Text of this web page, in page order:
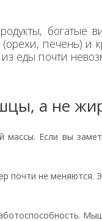
богатые
(орехи, печень) и
еды почти
а не
Если вы
не меняются.